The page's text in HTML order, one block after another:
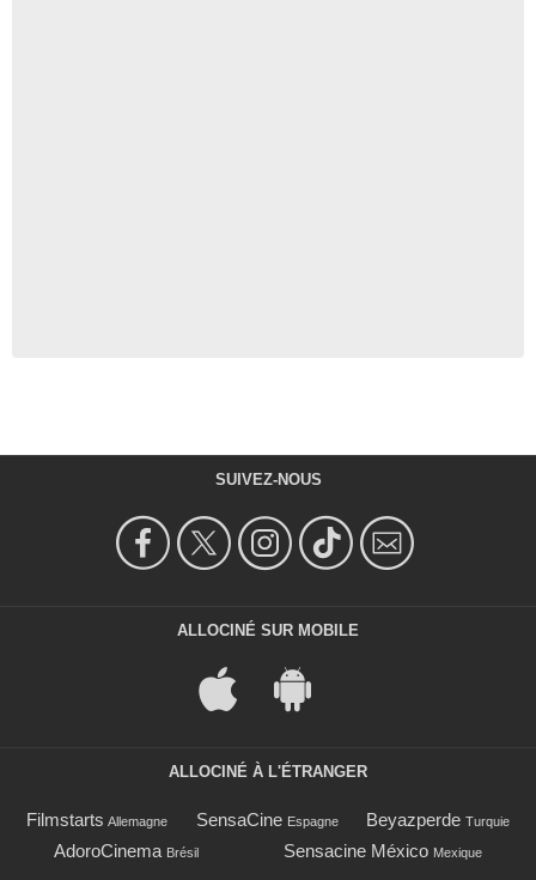
SUIVEZ-NOUS
ALLOCINÉ SUR MOBILE
ALLOCINÉ À L'ÉTRANGER
Filmstarts Allemagne SensaCine Espagne Beyazperde Turquie
AdoroCinema Brésil Sensacine México Mexique